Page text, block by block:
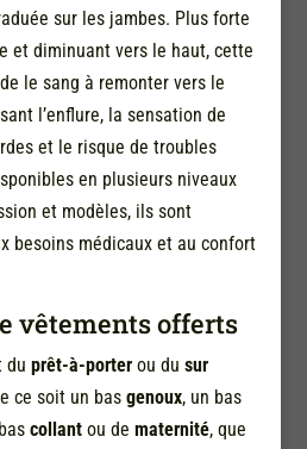
sur les jambes. Plus forte
et diminuant vers le haut, cette
le sang à remonter vers le
l’enflure, la sensation de
et le risque de troubles
en plusieurs niveaux
et modèles, ils sont
besoins médicaux et au confort
vêtements offerts
du prêt-à-porterou du sur
ce soit un bas genoux, un bas
collant ou de maternité, que